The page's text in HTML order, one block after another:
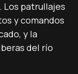
Los patrullajes
y comandos
y la
del río